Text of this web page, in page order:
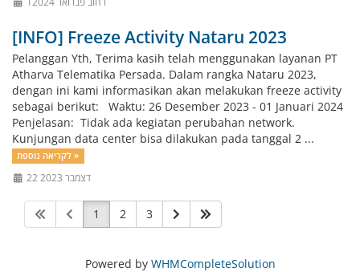
[INFO] Freeze Activity Nataru 2023
Pelanggan Yth, Terima kasih telah menggunakan layanan PT
Atharva Telematika Persada. Dalam rangka Nataru 2023,
dengan ini kami informasikan akan melakukan freeze activity
sebagai berikut: Waktu: 26 Desember 2023 - 01 Januari 2024
Penjelasan: Tidak ada kegiatan perubahan network.
Kunjungan data center bisa dilakukan pada tanggal 2 ...
לקריאה נוספת »
22 דצמבר 2023
1 2 3
Powered by WHMCompleteSolution